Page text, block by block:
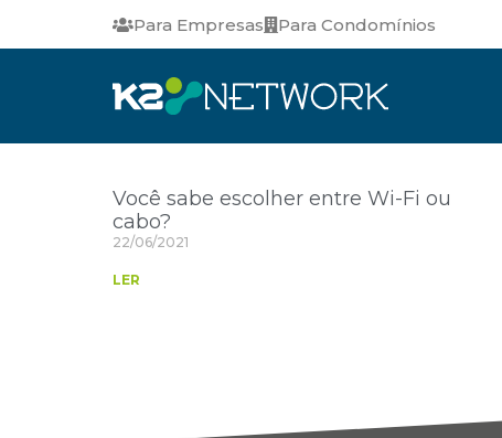
Para Empresas Para Condomínios
Você sabe escolher entre Wi-Fi ou
cabo?
22/06/2021
LER